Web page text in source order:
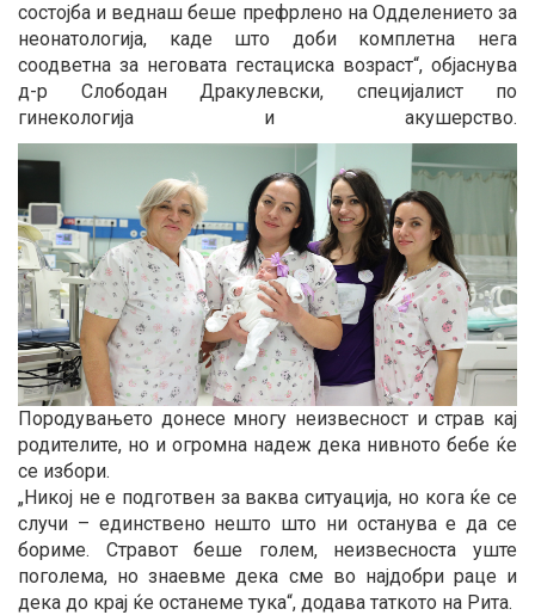
состојба и веднаш беше префрлено на Одделението за
неонатологија, каде што доби комплетна нега
соодветна за неговата гестациска возраст“, објаснува
д-р Слободан Дракулевски, специјалист по
гинекологија и акушерство.
Породувањето донесе многу неизвесност и страв кај
родителите, но и огромна надеж дека нивното бебе ќе
се избори.
„Никој не е подготвен за ваква ситуација, но кога ќе се
случи – единствено нешто што ни останува е да се
бориме. Стравот беше голем, неизвесноста уште
поголема, но знаевме дека сме во најдобри раце и
дека до крај ќе останеме тука“, додава таткото на Рита.